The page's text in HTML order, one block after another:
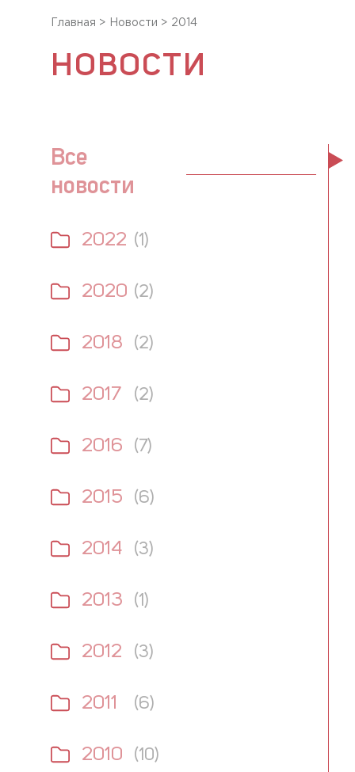
Главная > Новости > 2014
НОВОСТИ
Все
новости
2022 (1)
2020 (2)
2018 (2)
2017 (2)
2016 (7)
2015 (6)
2014 (3)
2013 (1)
2012 (3)
2011 (6)
2010 (10)